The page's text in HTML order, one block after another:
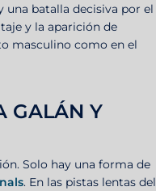
una batalla decisiva por el
y la aparición de
masculino como en el
GALÁN Y
Solo hay una forma de
. En las pistas lentas del